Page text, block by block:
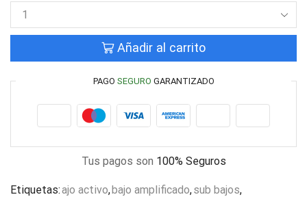
Añadir al carrito
PAGO SEGURO GARANTIZADO
Tus pagos son 100% Seguros
Etiquetas:ajo activo,bajo amplificado,sub bajos,